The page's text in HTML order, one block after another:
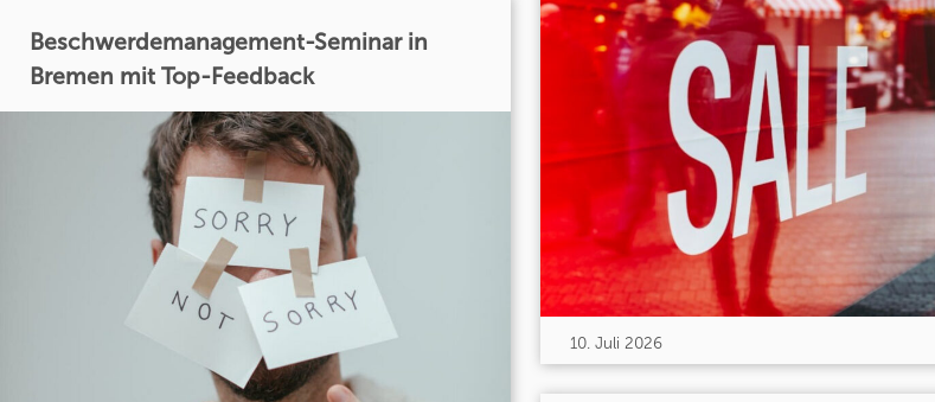
Beschwerdemanagement-Seminar in
Bremen mit Top-Feedback
10. Juli 2026